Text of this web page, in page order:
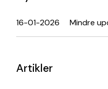
16-01-2026 Mindre
Artikler